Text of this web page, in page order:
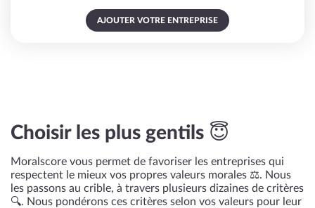
AJOUTER VOTRE ENTREPRISE
Choisir les plus gentils 😇
Moralscore vous permet de favoriser les entreprises qui
respectent le mieux vos propres valeurs morales ⚖️. Nous
les passons au crible, à travers plusieurs dizaines de critères
🔍. Nous pondérons ces critères selon vos valeurs pour leur